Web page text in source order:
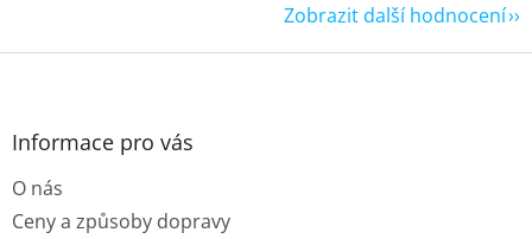
Zobrazit další hodnocení
Z
Informace pro vás
O nás
Ceny a způsoby dopravy